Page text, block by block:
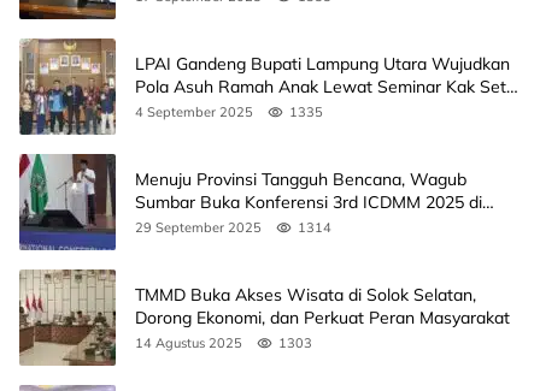
LPAI Gandeng Bupati Lampung Utara Wujudkan
Pola Asuh Ramah Anak Lewat Seminar Kak Seto,
Ini Jadwalnya
4 September 2025 1335
Menuju Provinsi Tangguh Bencana, Wagub
Sumbar Buka Konferensi 3rd ICDMM 2025 di
Unand
29 September 2025 1314
TMMD Buka Akses Wisata di Solok Selatan,
Dorong Ekonomi, dan Perkuat Peran Masyarakat
14 Agustus 2025 1303